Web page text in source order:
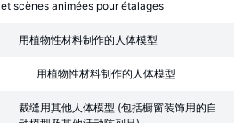
et scènes animées pour étalages
用植物性材料制作的人体模型
用植物性材料制作的人体模型
裁缝用其他人体模型 (包括橱窗装饰用的自